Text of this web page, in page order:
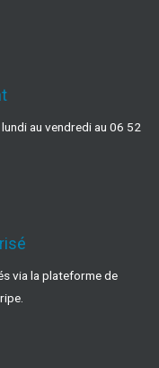
au vendredi au 06 52
via la plateforme de